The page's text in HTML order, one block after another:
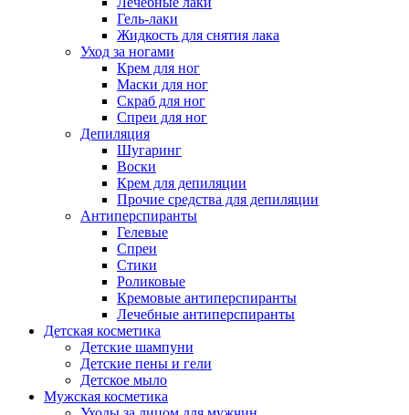
Гель-лаки
Жидкость для снятия лака
Уход за ногами
Крем для ног
Маски для ног
Скраб для ног
Спреи для ног
Депиляция
Шугаринг
Воски
Крем для депиляции
Прочие средства для депиляции
Антиперспиранты
Гелевые
Спреи
Стики
Роликовые
Кремовые антиперспиранты
Лечебные антиперспиранты
Детская косметика
Детские шампуни
Детские пены и гели
Детское мыло
Мужская косметика